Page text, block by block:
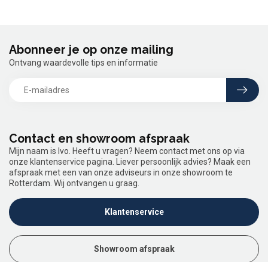
Contact en showroom afspraak
Mijn naam is Ivo. Heeft u vragen? Neem contact met ons op via
onze klantenservice pagina. Liever persoonlijk advies? Maak een
afspraak met een van onze adviseurs in onze showroom te
Rotterdam. Wij ontvangen u graag.
Klantenservice
Showroom afspraak
Abonneer je op onze mailing
Ontvang waardevolle tips en informatie